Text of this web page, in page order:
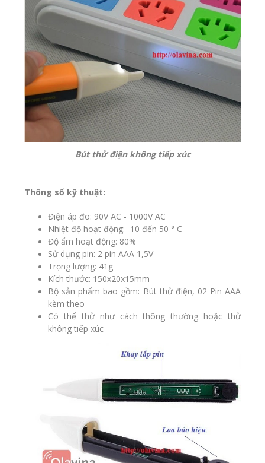
Bút thử điện không tiếp xúc
Thông số kỹ thuật:
Điện áp đo: 90V AC - 1000V AC
Nhiệt độ hoạt động: -10 đến 50 ° C
Độ ẩm hoạt động: 80%
Sử dụng pin: 2 pin AAA 1,5V
Trọng lượng: 41g
Kích thước: 150x20x15mm
Bộ sản phẩm bao gồm: Bút thử điện, 02 Pin AAA
kèm theo
Có thể thử như cách thông thường hoặc thử
không tiếp xúc